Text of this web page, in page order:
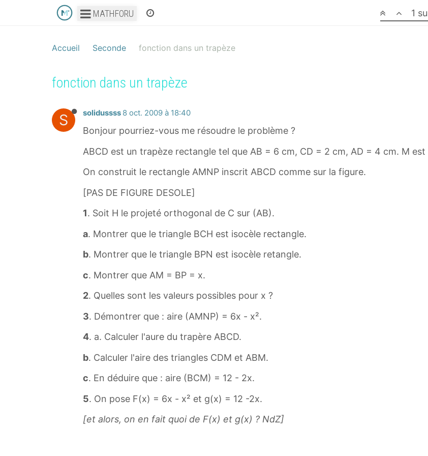
MATHFORU 1
Accueil Seconde fonction dans un trapèze
fonction dans un trapèze
S solidussss 8 oct. 2009 à 18:40
Bonjour pourriez-vous me résoudre le problème ?
ABCD est un trapèze rectangle tel que AB = 6 cm, CD = 2 cm, AD = 4 cm. M
On construit le rectangle AMNP inscrit ABCD comme sur la figure.
[PAS DE FIGURE DESOLE]
1. Soit H le projeté orthogonal de C sur (AB).
a. Montrer que le triangle BCH est isocèle rectangle.
b. Montrer que le triangle BPN est isocèle retangle.
c. Montrer que AM = BP = x.
2. Quelles sont les valeurs possibles pour x ?
3. Démontrer que : aire (AMNP) = 6x - x².
4. a. Calculer l'aure du trapère ABCD.
b. Calculer l'aire des triangles CDM et ABM.
c. En déduire que : aire (BCM) = 12 - 2x.
5. On pose F(x) = 6x - x² et g(x) = 12 -2x.
[et alors, on en fait quoi de F(x) et g(x) ? NdZ]